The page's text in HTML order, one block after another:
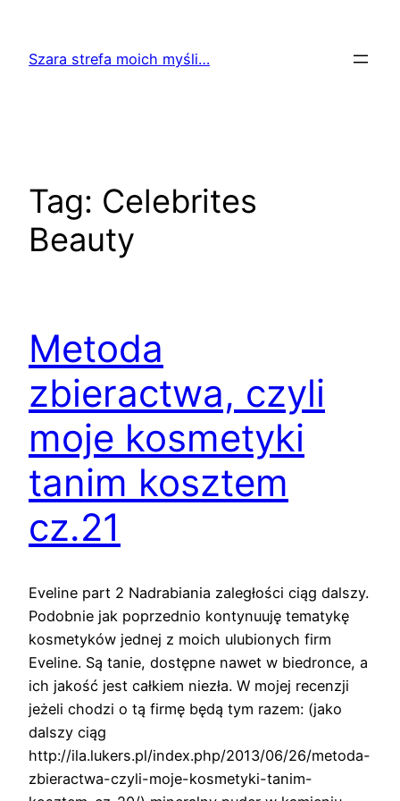
treściSzara strefa moich myśli…
Tag: Celebrites
Beauty
Metoda
zbieractwa, czyli
moje kosmetyki
tanim kosztem
cz.21
Eveline part 2 Nadrabiania zaległości ciąg dalszy.
Podobnie jak poprzednio kontynuuję tematykę
kosmetyków jednej z moich ulubionych firm
Eveline. Są tanie, dostępne nawet w biedronce, a
ich jakość jest całkiem niezła. W mojej recenzji
jeżeli chodzi o tą firmę będą tym razem: (jako
dalszy ciąg
http://ila.lukers.pl/index.php/2013/06/26/metoda-
zbieractwa-czyli-moje-kosmetyki-tanim-